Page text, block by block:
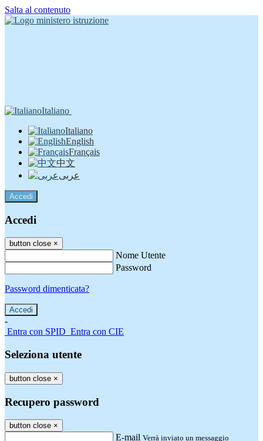
Salta al contenuto
Italiano
Italiano
English
Français
中文
عربى
Accedi
Accedi
button close ×
Nome Utente
Password
Password dimenticata?
-
Entra con SPID Entra con CIE
Seleziona utente
button close ×
Recupero password
button close ×
E-mail Verrà inviato un messaggio